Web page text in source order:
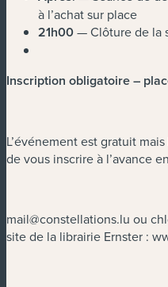
à l’achat sur place
21h00— Clôture de la
Inscription obligatoire –
L’événement est gratuit
de vous inscrire à l’avance
mail@constellations.lu ou
site de la librairie Ernster :